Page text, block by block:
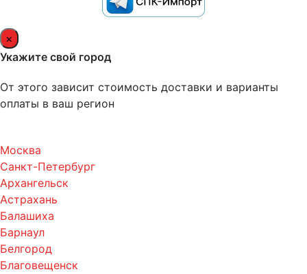
×
Укажите свой город
От этого зависит стоимость доставки и варианты
оплаты в ваш регион
Москва
Санкт-Петербург
Архангельск
Астрахань
Балашиха
Барнаул
Белгород
Благовещенск